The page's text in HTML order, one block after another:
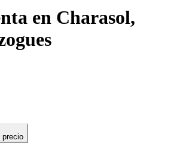
en Charasol,
precio